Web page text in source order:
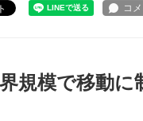
規模で移動に